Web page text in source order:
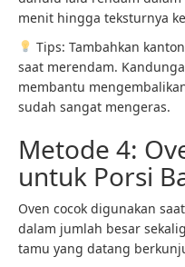
menit hingga teksturnya
Tips: Tambahkan
saat merendam.
membantu
sudah sangat mengeras.
Metode 4:
untuk Porsi
Oven cocok digunakan
dalam jumlah besar
tamu yang datang